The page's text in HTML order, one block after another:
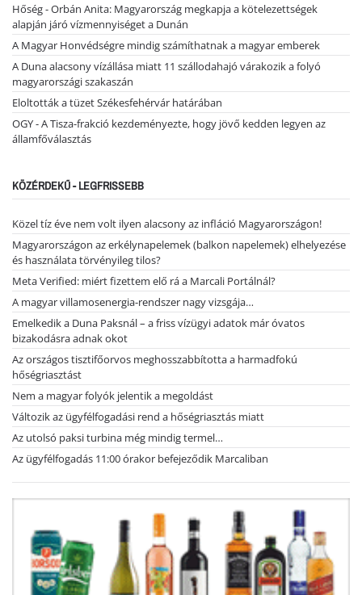
Hőség - Orbán Anita: Magyarország megkapja a kötelezettségek
alapján járó vízmennyiséget a Dunán
A Magyar Honvédségre mindig számíthatnak a magyar emberek
A Duna alacsony vízállása miatt 11 szállodahajó várakozik a folyó
magyarországi szakaszán
Eloltották a tüzet Székesfehérvár határában
OGY - A Tisza-frakció kezdeményezte, hogy jövő kedden legyen az
államfőválasztás
KÖZÉRDEKŰ - LEGFRISSEBB
Közel tíz éve nem volt ilyen alacsony az infláció Magyarországon!
Magyarországon az erkélynapelemek (balkon napelemek) elhelyezése
és használata törvényileg tilos?
Meta Verified: miért fizettem elő rá a Marcali Portálnál?
A magyar villamosenergia-rendszer nagy vizsgája…
Emelkedik a Duna Paksnál – a friss vízügyi adatok már óvatos
bizakodásra adnak okot
Az országos tisztifőorvos meghosszabbította a harmadfokú
hőségriasztást
Nem a magyar folyók jelentik a megoldást
Változik az ügyfélfogadási rend a hőségriasztás miatt
Az utolsó paksi turbina még mindig termel…
Az ügyfélfogadás 11:00 órakor befejeződik Marcaliban